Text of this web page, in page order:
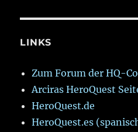
LINKS
Zum Forum der HQ-
Arciras HeroQuest
HeroQuest.de
HeroQuest.es